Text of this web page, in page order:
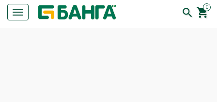
Кнопка
меню
0

